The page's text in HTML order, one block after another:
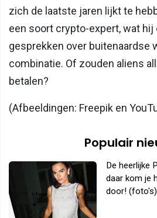
zich de laatste jaren lijkt te
een soort crypto-expert, wat
gesprekken over buitenaardse
combinatie. Of zouden aliens
betalen?
(Afbeeldingen: Freepik en
Populair
De heerlijke
daar kom je
door! (foto's)